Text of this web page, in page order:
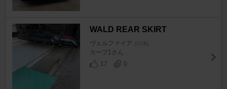
WALD REAR SKIRT
ヴェルファイア [20系]
カープ1さん
17
0